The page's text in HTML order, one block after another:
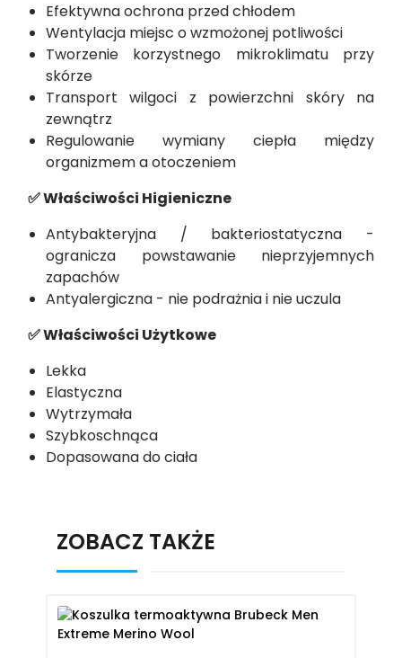
Efektywna ochrona przed chłodem
Wentylacja miejsc o wzmożonej potliwości
Tworzenie korzystnego mikroklimatu przy
skórze
Transport wilgoci z powierzchni skóry na
zewnątrz
Regulowanie wymiany ciepła między
organizmem a otoczeniem
✅ Właściwości Higieniczne
Antybakteryjna / bakteriostatyczna -
ogranicza powstawanie nieprzyjemnych
zapachów
Antyalergiczna - nie podrażnia i nie uczula
✅ Właściwości Użytkowe
Lekka
Elastyczna
Wytrzymała
Szybkoschnąca
Dopasowana do ciała
ZOBACZ TAKŻE